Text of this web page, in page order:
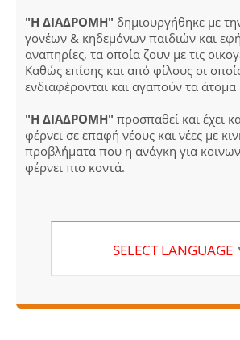
"Η ΔΙΑΔΡΟΜΗ" δημιουργήθηκε με
γονέων & κηδεμόνων παιδιών και
αναπηρίες, τα οποία ζουν με τις
Καθώς επίσης και από φίλους οι
ενδιαφέρονται και αγαπούν τα άτομα
"Η ΔΙΑΔΡΟΜΗ" προσπαθεί και έχει
φέρνει σε επαφή νέους και νέες με
προβλήματα που η ανάγκη για
φέρνει πιο κοντά.
SELECT LANGUAGE